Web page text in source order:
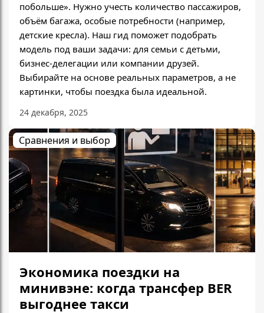
побольше». Нужно учесть количество пассажиров,
объём багажа, особые потребности (например,
детские кресла). Наш гид поможет подобрать
модель под ваши задачи: для семьи с детьми,
бизнес-делегации или компании друзей.
Выбирайте на основе реальных параметров, а не
картинки, чтобы поездка была идеальной.
24 декабря, 2025
Сравнения и выбор
Экономика поездки на
минивэне: когда трансфер BER
выгоднее такси